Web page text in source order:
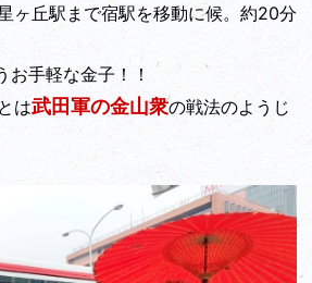
ヶ丘駅まで宿駅を移動に候。約20分
手軽な金子！！
は武田軍の金山衆の戦法のようじ